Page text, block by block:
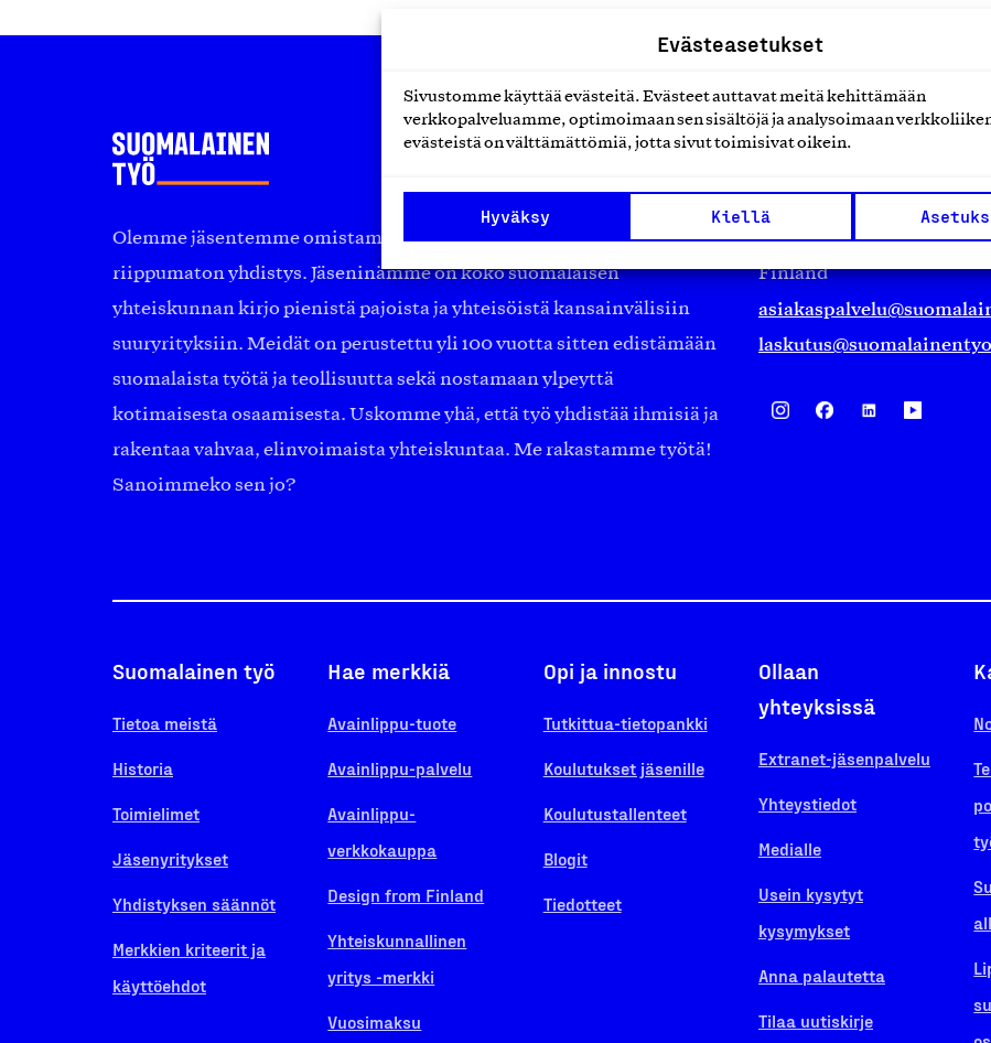
Evästeasetukset
Sivustomme käyttää evästeitä. Evästeet auttavat meitä kehittämään
verkkopalveluamme, optimoimaan sen sisältöjä ja analysoimaan
evästeistä on välttämättömiä, jotta sivut toimisivat oikein.
Hyväksy Kiellä
Olemme jäsentemme omistama puolueeton, työmarkkinajärjestöistä
riippumaton yhdistys. Jäseninämme on koko suomalaisen
yhteiskunnan kirjo pienistä pajoista ja yhteisöistä kansainvälisiin
suuryrityksiin. Meidät on perustettu yli 100 vuotta sitten edistämään
suomalaista työtä ja teollisuutta sekä nostamaan ylpeyttä
kotimaisesta osaamisesta. Uskomme yhä, että työ yhdistää ihmisiä ja
rakentaa vahvaa, elinvoimaista yhteiskuntaa. Me rakastamme työtä!
Sanoimmeko sen jo?
Suomalainen työ ry
00130 Helsinki
Finland
Suomalainen työ
Tietoa meistä
Historia
Toimielimet
Jäsenyritykset
Yhdistyksen säännöt
Merkkien kriteerit ja
käyttöehdot
Hae merkkiä
Avainlippu-tuote
Avainlippu-palvelu
Avainlippu-
verkkokauppa
Design from Finland
Yhteiskunnallinen
yritys -merkki
Vuosimaksu
Opi ja innostu
Tutkittua-tietopankki
Koulutukset jäsenille
Koulutustallenteet
Blogit
Tiedotteet
Ollaan
yhteyksissä
Extranet-jäsenpalvelu
Yhteystiedot
Medialle
Usein kysytyt
kysymykset
Anna palautetta
Tilaa uutiskirje